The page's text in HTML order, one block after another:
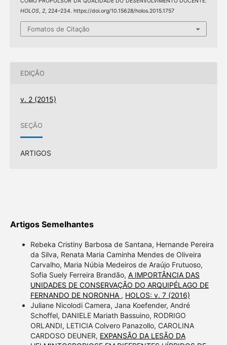
HOLOS, 2, 224–234. https://doi.org/10.15628/holos.2015.1757
Fomatos de Citação
EDIÇÃO
v. 2 (2015)
SEÇÃO
ARTIGOS
Artigos Semelhantes
Rebeka Cristiny Barbosa de Santana, Hernande Pereira
da Silva, Renata Maria Caminha Mendes de Oliveira
Carvalho, Maria Núbia Medeiros de Araújo Frutuoso,
Sofia Suely Ferreira Brandão, A IMPORTÂNCIA DAS
UNIDADES DE CONSERVAÇÃO DO ARQUIPÉLAGO DE
FERNANDO DE NORONHA , HOLOS: v. 7 (2016)
Juliane Nicolodi Camera, Jana Koefender, André
Schoffel, DANIELE Mariath Bassuino, RODRIGO
ORLANDI, LETICIA Colvero Panazollo, CAROLINA
CARDOSO DEUNER, EXPANSÃO DA LESÃO DA